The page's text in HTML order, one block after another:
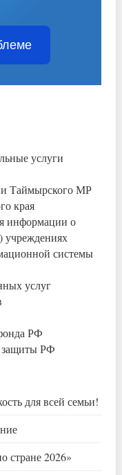
услуги
Таймырского МР
края
информации о
учреждениях
системы
услуг
РФ
защиты РФ
для всей семьи!
2026»